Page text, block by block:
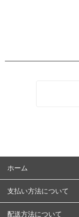
ホーム
支払い方法について
配送方法について